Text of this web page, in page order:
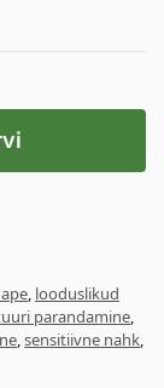
, looduslikud
parandamine,
,sensitiivne nahk,